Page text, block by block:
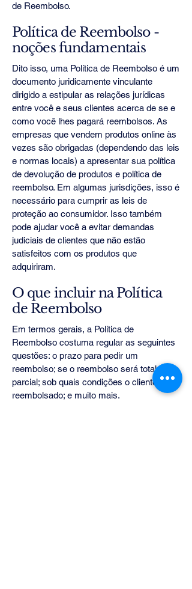
de Reembolso.
Política de Reembolso -
noções fundamentais
Dito isso, uma Política de Reembolso é um
documento juridicamente vinculante
dirigido a estipular as relações jurídicas
entre você e seus clientes acerca de se e
como você lhes pagará reembolsos. As
empresas que vendem produtos online às
vezes são obrigadas (dependendo das leis
e normas locais) a apresentar sua política
de devolução de produtos e política de
reembolso. Em algumas jurisdições, isso é
necessário para cumprir as leis de
proteção ao consumidor. Isso também
pode ajudar você a evitar demandas
judiciais de clientes que não estão
satisfeitos com os produtos que
adquiriram.
O que incluir na Política
de Reembolso
Em termos gerais, a Política de
Reembolso costuma regular as seguintes
questões: o prazo para pedir um
reembolso; se o reembolso será total ou
parcial; sob quais condições o cliente será
reembolsado; e muito mais.